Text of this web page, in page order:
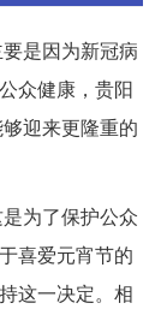
是因为新冠病
众健康，贵阳
迎来更隆重的
为了保护公众
喜爱元宵节的
这一决定。相